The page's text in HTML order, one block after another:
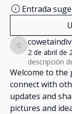
Entrada
cowetaindivisible
2 de abril de
descripción
Welcome to the
connect with
updates and
pictures and